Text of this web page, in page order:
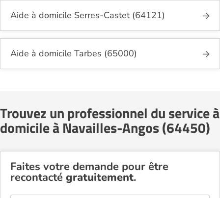
Aide à domicile Serres-Castet (64121)
Aide à domicile Tarbes (65000)
Trouvez un professionnel du service à
domicile à Navailles-Angos (64450)
Faites votre demande pour être
recontacté gratuitement.